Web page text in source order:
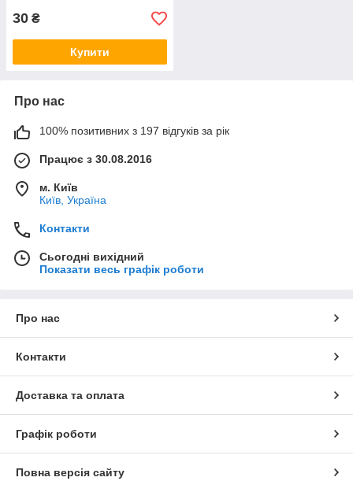
30 ₴
Купити
Про нас
100% позитивних з 197 відгуків за рік
Працює з 30.08.2016
м. Київ
Київ, Україна
Контакти
Сьогодні вихідний
Показати весь графік роботи
Про нас
Контакти
Доставка та оплата
Графік роботи
Повна версія сайту